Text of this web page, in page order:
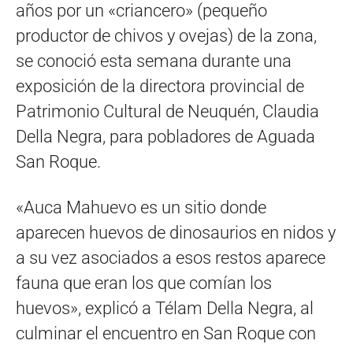
años por un «criancero» (pequeño
productor de chivos y ovejas) de la zona,
se conoció esta semana durante una
exposición de la directora provincial de
Patrimonio Cultural de Neuquén, Claudia
Della Negra, para pobladores de Aguada
San Roque.
«Auca Mahuevo es un sitio donde
aparecen huevos de dinosaurios en nidos y
a su vez asociados a esos restos aparece
fauna que eran los que comían los
huevos», explicó a Télam Della Negra, al
culminar el encuentro en San Roque con